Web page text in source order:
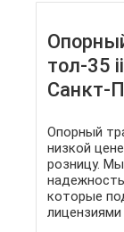
тол-35
Санкт-
Опорный
низкой
розницу.
которые